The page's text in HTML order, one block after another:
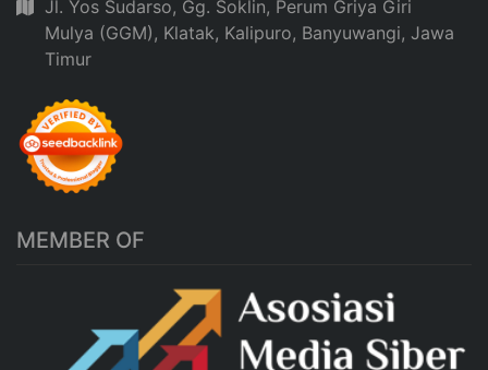
Jl. Yos Sudarso, Gg. Soklin, Perum Griya Giri
Mulya (GGM), Klatak, Kalipuro, Banyuwangi, Jawa
Timur
MEMBER OF